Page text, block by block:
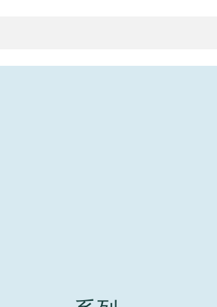
VAT Media Release on